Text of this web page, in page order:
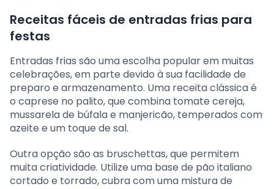
Receitas fáceis de entradas frias para
festas
Entradas frias são uma escolha popular em muitas
celebrações, em parte devido à sua facilidade de
preparo e armazenamento. Uma receita clássica é
o caprese no palito, que combina tomate cereja,
mussarela de búfala e manjericão, temperados com
azeite e um toque de sal.
Outra opção são as bruschettas, que permitem
muita criatividade. Utilize uma base de pão italiano
cortado e torrado, cubra com uma mistura de